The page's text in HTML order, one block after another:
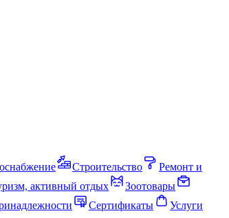
Строительство
Ремонт и
активный отдых
Зоотовары
Сертификаты
Услуги